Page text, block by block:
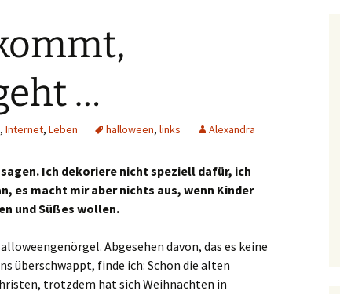
…
, Internet, Leben halloween, links Alexandra
Ich dekoriere nicht speziell dafür, ich
es macht mir aber nichts aus, wenn Kinder
und Süßes wollen.
Abgesehen davon, das es keine
überschwappt, finde ich: Schon die alten
trotzdem hat sich Weihnachten in